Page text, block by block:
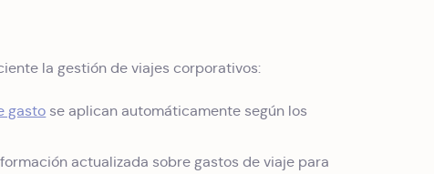
la gestión de viajes corporativos:
gasto se aplican automáticamente según los
actualizada sobre gastos de viaje para